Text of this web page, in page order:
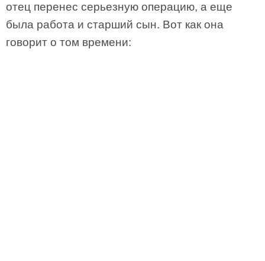
отец перенес серьезную операцию, а еще
была работа и старший сын. Вот как она
говорит о том времени: